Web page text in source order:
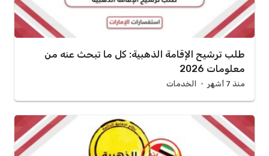
طلب ترشيح الإقامة الذهبية: كل ما تبحث عنه من
معلومات 2026
منذ 7 أشهر الخدمات